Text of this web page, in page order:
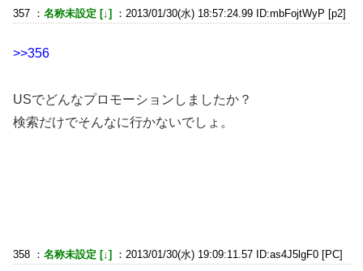
357 ： 名称未設定 [↓] ：2013/01/30(水) 18:57:24.99 ID:mbFojtWyP [p2]
>>356
USでどんなプロモーションしましたか？
検索だけでそんなに行かないでしょ。
358 ： 名称未設定 [↓] ：2013/01/30(水) 19:09:11.57 ID:as4J5lgF0 [PC]